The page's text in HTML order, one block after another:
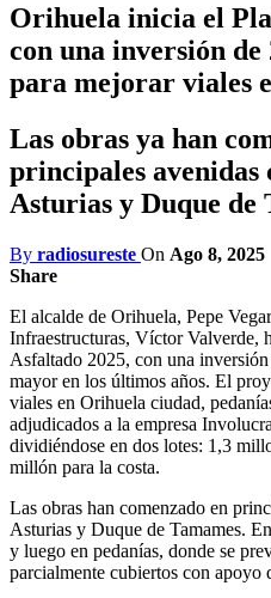
Orihuela inicia el
con una inversión de
para mejorar viales
Las obras ya han
principales avenidas
Asturias y Duque de
By radiosureste On Ago 8, 2025
Share
El alcalde de Orihuela, Pepe
Infraestructuras, Víctor Valverde,
Asfaltado 2025, con una
mayor en los últimos años. El
viales en Orihuela ciudad,
adjudicados a la empresa
dividiéndose en dos lotes: 1,3
millón para la costa.
Las obras han comenzado en
Asturias y Duque de Tamames.
y luego en pedanías, donde se
parcialmente cubiertos con apoyo